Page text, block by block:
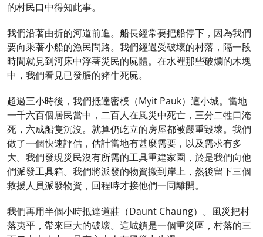
的村民口中得知此事。
我們沿著曲折的河道前進。船長經常要把船停下，因為我們
要向乘著小船的漁民問路。我們經過受破壞的村落，隔一段
時間就見到河床中浮著災民的屍體。在水裡那些破爛的木塊
中，我們看見已發脹的豬牛死屍。
超過三小時後，我們抵達密樸（Myit Pauk）這小城。當地
一千六百個居民當中，二百人在風災中死亡，三分二牲口淹
死，六成船隻沉沒。就算仍屹立的房屋都被嚴重毀壞。我們
做了一個快速評估，估計當地有甚麼需要，以及需求有多
大。我們發現災民沒有所需的工具重建家園，於是我們向他
們派發工具箱。我們將派發的物資搬到岸上，然後留下三個
救援人員派發物資，回程時才接他們一同離開。
我們再用半個小時抵達道莊（Daunt Chaung）。風災把村
落夷平，帶來巨大的破壞。這城鎮是一個重災區，村落的三